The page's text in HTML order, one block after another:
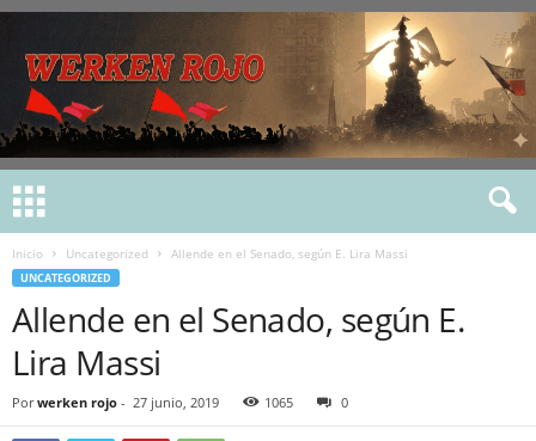
Inicio Uncategorized Allende en el Senado, según E. Lira Massi
UNCATEGORIZED
Allende en el Senado, según E.
Lira Massi
Por werken rojo - 27 junio, 2019 1065 0